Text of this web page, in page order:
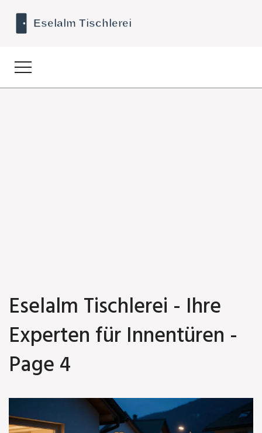
Eselalm Tischlerei - Ihre
Experten für Innentüren -
Page 4